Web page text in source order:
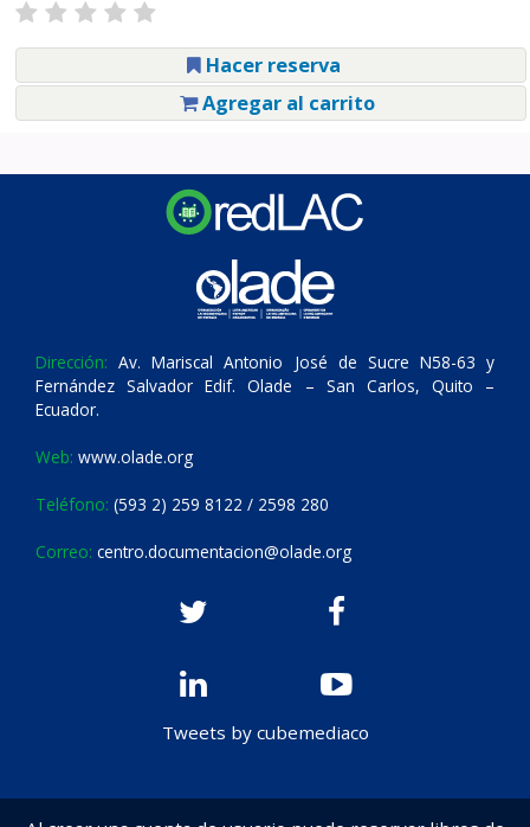
Hacer reserva
Agregar al carrito
Dirección: Av. Mariscal Antonio José de Sucre N58-63 y
Fernández Salvador Edif. Olade – San Carlos, Quito –
Ecuador.
Web: www.olade.org
Teléfono: (593 2) 259 8122 / 2598 280
Correo: centro.documentacion@olade.org
Tweets by cubemediaco